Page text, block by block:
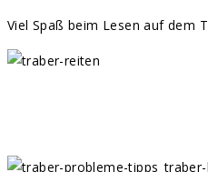
Viel Spaß beim Lesen auf dem